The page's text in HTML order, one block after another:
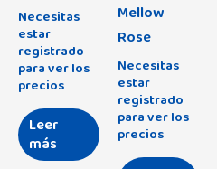
Necesitas
estar
registrado
para ver los
precios
Leer
más
Mellow
Rose
Necesitas
estar
registrado
para ver los
precios